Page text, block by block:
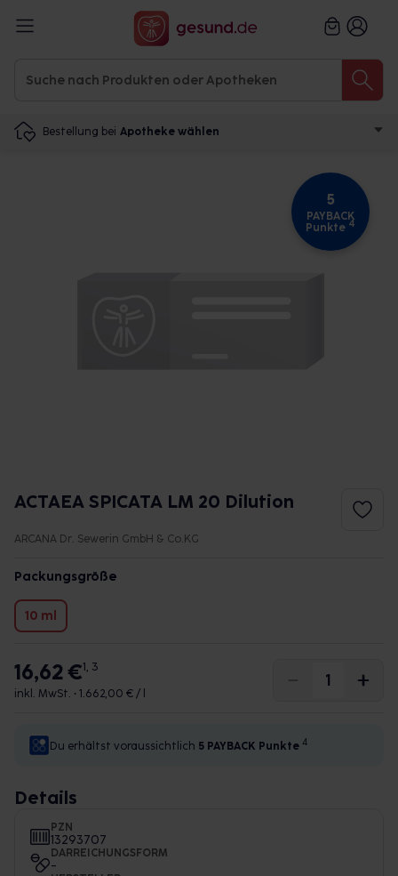
Bestellung bei Apotheke wählen
5
PAYBACK
Punkte 4
ACTAEA SPICATA LM 20 Dilution
ARCANA Dr. Sewerin GmbH & Co.KG
Packungsgröße
10 ml
16,62 €1, 3
inkl. MwSt. • 1.662,00 € / l
Du erhältst voraussichtlich 5 PAYBACK Punkte 4
Details
PZN
13293707
DARREICHUNGSFORM
-